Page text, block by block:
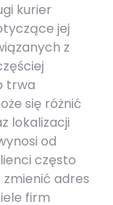
kurier
jej
z
trwa
się różnić
lokalizacji
od
często
adres
firm